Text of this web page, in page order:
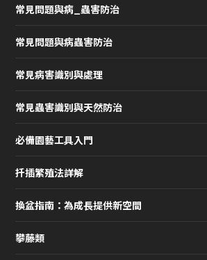
常見問題與病_蟲害防治
常見問題與病蟲害防治
常見病害識別與處理
常見蟲害識別與天然防治
必備園藝工具入門
扦插繁殖法詳解
換盆指南：為成長提供新空間
攀藤類